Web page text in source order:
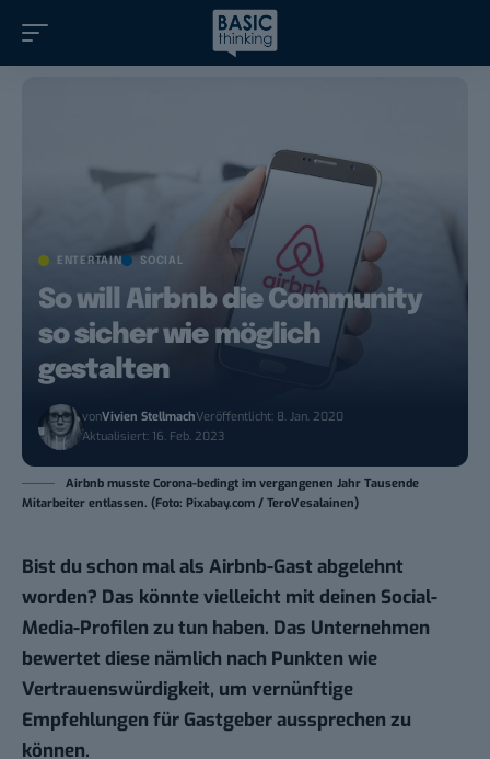
ENTERTAIN SOCIAL
So will Airbnb die Community
so sicher wie möglich
gestalten
vonVivien StellmachVeröffentlicht: 8. Jan. 2020
Aktualisiert: 16. Feb. 2023
Airbnb musste Corona-bedingt im vergangenen Jahr Tausende
Mitarbeiter entlassen. (Foto: Pixabay.com / TeroVesalainen)
Bist du schon mal als Airbnb-Gast abgelehnt
worden? Das könnte vielleicht mit deinen Social-
Media-Profilen zu tun haben. Das Unternehmen
bewertet diese nämlich nach Punkten wie
Vertrauenswürdigkeit, um vernünftige
Empfehlungen für Gastgeber aussprechen zu
können.